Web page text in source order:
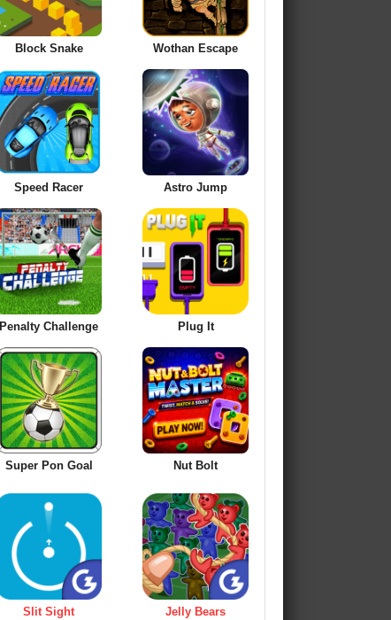
Block Snake Wothan Escape
Speed Racer Astro Jump
Penalty Challenge Plug It
Super Pon Goal Nut Bolt
Slit Sight Jelly Bears